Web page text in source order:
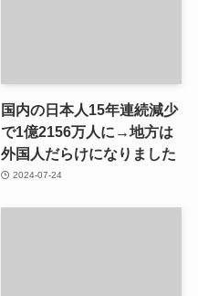
国内の日本人15年連続減少
で1億2156万人に→地方は
外国人だらけになりました
2024-07-24